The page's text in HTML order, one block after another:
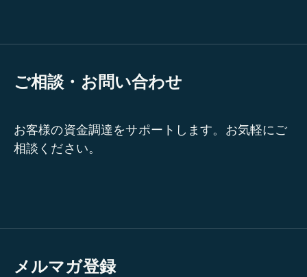
ご相談・お問い合わせ
お客様の資金調達をサポートします。お気軽にご
相談ください。
メルマガ登録